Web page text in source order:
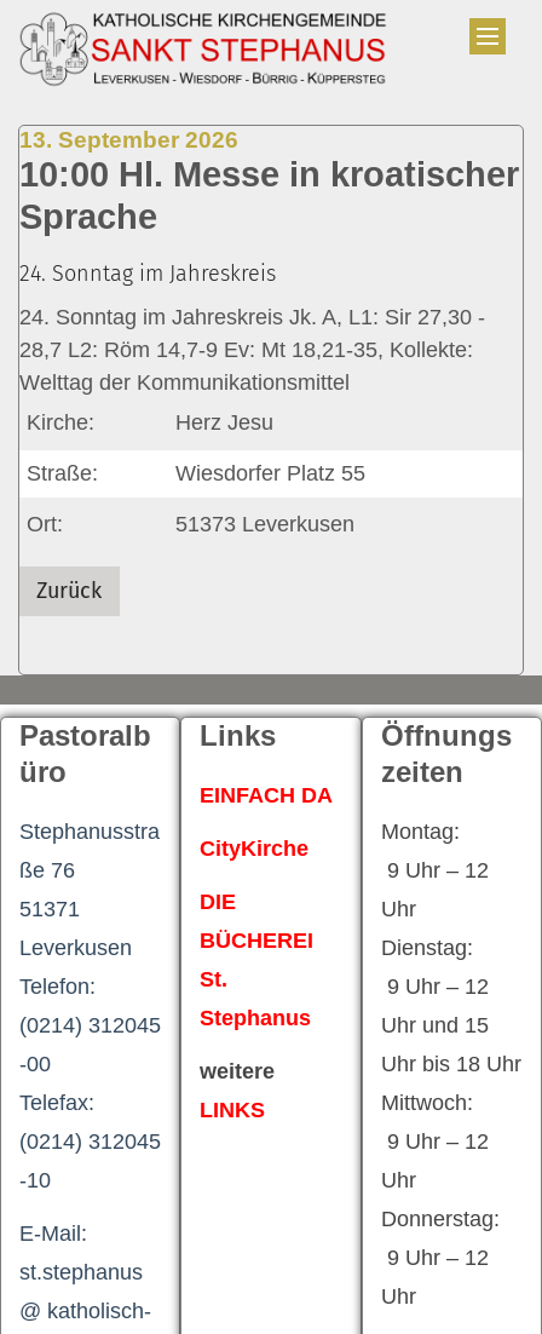
Zum Inhalt springen
13. September 2026
10:00 Hl. Messe in kroatischer
Sprache
24. Sonntag im Jahreskreis
24. Sonntag im Jahreskreis Jk. A, L1: Sir 27,30 -
28,7 L2: Röm 14,7-9 Ev: Mt 18,21-35, Kollekte:
Welttag der Kommunikationsmittel
Kirche:
Herz Jesu
Straße: Wiesdorfer Platz 55
Ort: 51373 Leverkusen
Zurück
Pastoralb
üro
Stephanusstra
ße 76
51371
Leverkusen
Telefon:
(0214) 312045
-00
Telefax:
(0214) 312045
-10
E-Mail:
st.stephanus
@ katholisch-
Links
EINFACH DA
CityKirche
DIE
BÜCHEREI
St.
Stephanus
weitere
LINKS
Öffnungs
zeiten
Montag:
9 Uhr – 12
Uhr
Dienstag:
9 Uhr – 12
Uhr und 15
Uhr bis 18 Uhr
Mittwoch:
9 Uhr – 12
Uhr
Donnerstag:
9 Uhr – 12
Uhr